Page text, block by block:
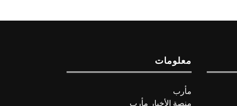
معلومات
مأرب
منصة الأخبار مأرب